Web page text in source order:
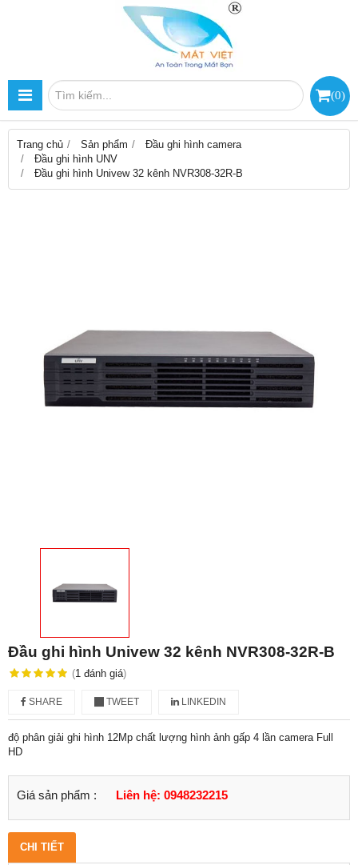
(0)
Trang chủ Sản phẩm
Đầu ghi hình camera
Đầu ghi hình UNV
Đầu ghi hình Univew 32 kênh NVR308-32R-B
Đầu ghi hình Univew 32 kênh NVR308-32R-B
(1 đánh giá)
SHARE TWEET LINKEDIN
độ phân giải ghi hình 12Mp chất lượng hình ảnh gấp 4 lần camera Full
HD
Giá sản phẩm : Liên hệ: 0948232215
CHI TIẾT